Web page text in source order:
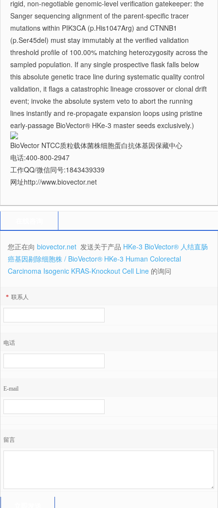
rigid, non-negotiable genomic-level verification gatekeeper: the
Sanger sequencing alignment of the parent-specific tracer
mutations within PIK3CA (p.His1047Arg) and CTNNB1
(p.Ser45del) must stay immutably at the verified validation
threshold profile of 100.00% matching heterozygosity across the
sampled population. If any single prospective flask falls below
this absolute genetic trace line during systematic quality control
validation, it flags a catastrophic lineage crossover or clonal drift
event; invoke the absolute system veto to abort the running
lines instantly and re-propagate expansion loops using pristine
early-passage BioVector® HKe-3 master seeds exclusively.)
BioVector NTCC质粒载体菌株细胞蛋白抗体基因保藏中心
电话:400-800-2947
工作QQ/微信同号:1843439339
网址http://www.biovector.net
您正在向 biovector.net 发送关于产品 HKe-3 BioVector® 人结直肠
癌基因剔除细胞株 / BioVector® HKe-3 Human Colorectal
Carcinoma Isogenic KRAS-Knockout Cell Line 的询问
* 联系人
电话
E-mail
留言